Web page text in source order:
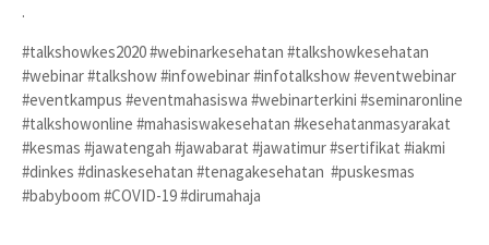
.
#talkshowkes2020 #webinarkesehatan #talkshowkesehatan
#webinar #talkshow #infowebinar #infotalkshow #eventwebinar
#eventkampus #eventmahasiswa #webinarterkini #seminaronline
#talkshowonline #mahasiswakesehatan #kesehatanmasyarakat
#kesmas #jawatengah #jawabarat #jawatimur #sertifikat #iakmi
#dinkes #dinaskesehatan #tenagakesehatan #puskesmas
#babyboom #COVID-19 #dirumahaja